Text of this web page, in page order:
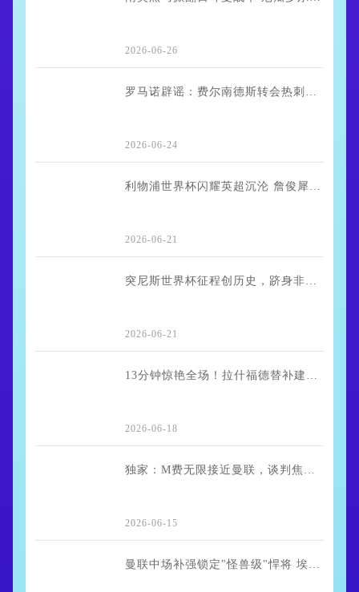
2026-06-26
罗马诺辟谣：费尔南德斯转会热刺系误传 曼联皇马争夺战持续升温
2026-06-24
利物浦世界杯闪耀英超沉沦 詹俊犀利点评戳中球迷痛点
2026-06-21
突尼斯世界杯征程创历史，跻身非洲四强之列
2026-06-21
13分钟惊艳全场！拉什福德替补建功打脸巴萨 8000万新援黯然失色
2026-06-18
独家：M费无限接近曼联，谈判焦点锁定转会费金额
2026-06-15
曼联中场补强锁定"怪兽级"悍将 埃德森之后又有新猎物